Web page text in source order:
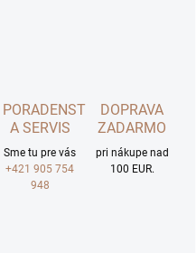
PORADENSTVO
A SERVIS
Sme tu pre vás
+421 905 754
948
DOPRAVA
ZADARMO
pri nákupe nad
100 EUR.